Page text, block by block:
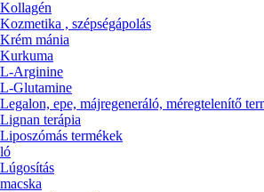
Kollagén
Kozmetika , szépségápolás
Krém mánia
Kurkuma
L-Arginine
L-Glutamine
Legalon, epe, májregeneráló, méregtelenítő
Lignan terápia
Liposzómás termékek
ló
Lúgosítás
macska